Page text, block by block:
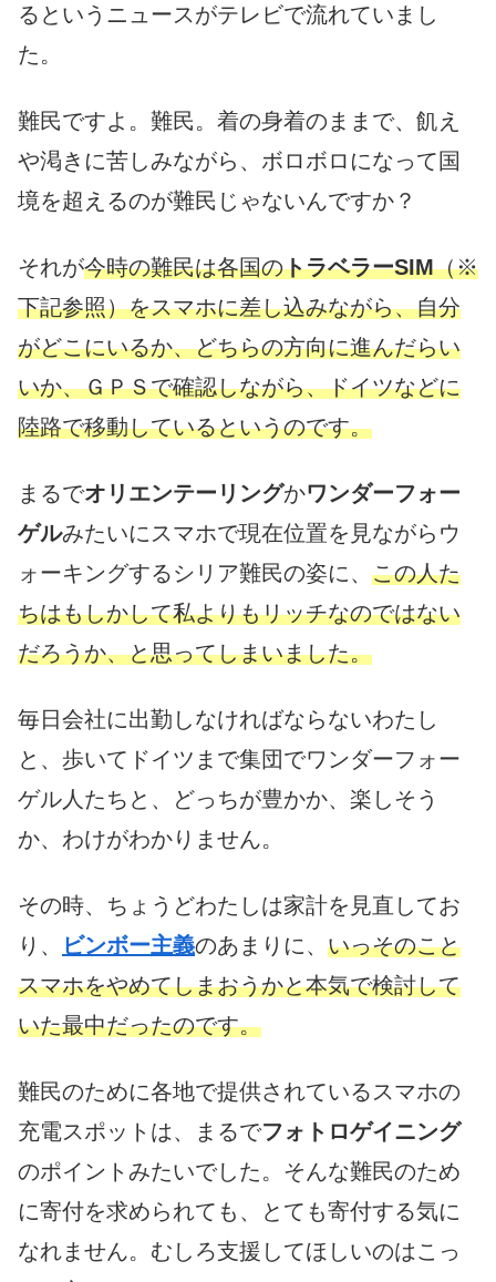
るというニュースがテレビで流れていまし
た。
難民ですよ。難民。着の身着のままで、飢え
や渇きに苦しみながら、ボロボロになって国
境を超えるのが難民じゃないんですか？
それが今時の難民は各国のトラベラーSIM（※
下記参照）をスマホに差し込みながら、自分
がどこにいるか、どちらの方向に進んだらい
いか、ＧＰＳで確認しながら、ドイツなどに
陸路で移動しているというのです。
まるでオリエンテーリングかワンダーフォー
ゲルみたいにスマホで現在位置を見ながらウ
ォーキングするシリア難民の姿に、 この人た
ちはもしかして私よりもリッチなのではない
だろうか、と思ってしまいました。
毎日会社に出勤しなければならないわたし
と、歩いてドイツまで集団でワンダーフォー
ゲル人たちと、どっちが豊かか、楽しそう
か、わけがわかりません。
その時、ちょうどわたしは家計を見直してお
り、
ビンボー主義のあまりに、 いっそのこと
スマホをやめてしまおうかと本気で検討して
いた最中だったのです。
難民のために各地で提供されているスマホの
充電スポットは、まるでフォトロゲイニング
のポイントみたいでした。そんな難民のため
に寄付を求められても、とても寄付する気に
なれません。むしろ支援してほしいのはこっ